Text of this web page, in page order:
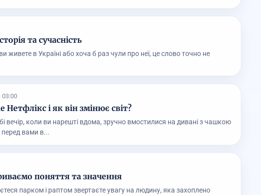
та сучасність
в Україні або хоча б раз чули про неї, це слово точно не
03:00
Нетфлікс і як він змінює світ?
вечір, коли ви нарешті вдома, зручно вмостилися на дивані з чашкою
перед вами в...
поняття та значення
парком і раптом звертаєте увагу на людину, яка захоплено